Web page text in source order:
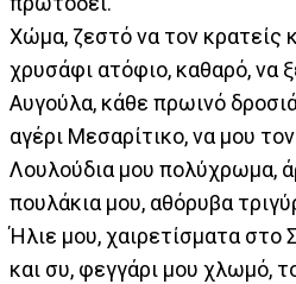
Χώμα, ζεστό να τον κρατείς
χρυσάφι ατόφιο, καθαρό, να
Αυγούλα, κάθε πρωινό
αγέρι Μεσαρίτικο, να μου
Λουλούδια μου πολύχρωμα,
πουλάκια μου, αθόρυβα
Ήλιε μου, χαιρετίσματα στο
και συ, φεγγάρι μου χλωμό,